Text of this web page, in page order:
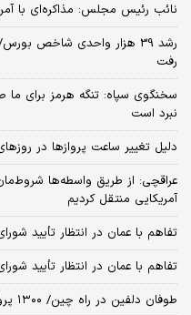
نائب رئیس مجلس: مذاکره‌ای با
رشد 39 هزار واحدی شاخص
رفت
سخنگوی سپاه: تنگه هرمز برای ما
نبرد است
دلیل تغییر ساعت پروازها در
عراقچی: از طریق واسطه‌ها
آمریکایی منتقل کردیم
تفاهم با عمان در انتظار تأیید
تفاهم با عمان در انتظار تأیید
طوفان دلفین در راه چین/ ۱۳۰۰ پرواز لغو شد